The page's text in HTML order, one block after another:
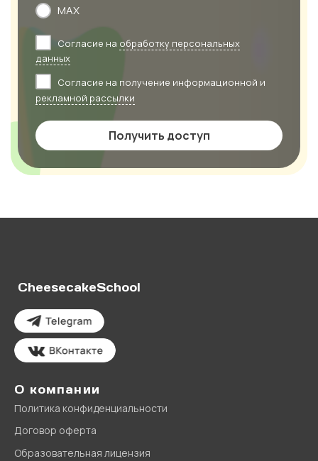
MAX
Согласие на обработку персональных
данных
Согласие на получение информационной и
рекламной рассылки
Получить доступ
CheesecakeSchool
О компании
Политика конфиденциальности
Договор оферта
Образовательная лицензия